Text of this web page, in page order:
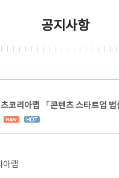
공지사항
코리아랩 「콘텐츠 스타트업
아랩